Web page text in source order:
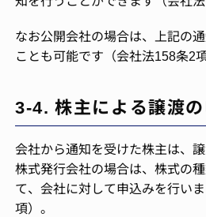
なお公開会社の場合は、上記の
ことも可能です（会社法158条2項
3-4. 株主による譲渡
会社から通知を受けた株主は、
株式発行会社の場合は、株式の
て、会社に対して申込みを行い
項）。